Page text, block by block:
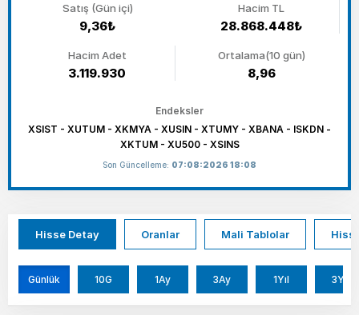
Satış (Gün içi)
9,36₺
Hacim TL
28.868.448₺
Hacim Adet
3.119.930
Ortalama(10 gün)
8,96
Endeksler
XSIST - XUTUM - XKMYA - XUSIN - XTUMY - XBANA - ISKDN -
XKTUM - XU500 - XSINS
Son Güncelleme: 07:08:2026 18:08
Hisse Detay Oranlar Mali Tablolar
Günlük 10G 1Ay 3Ay 1Yıl 3Yıl